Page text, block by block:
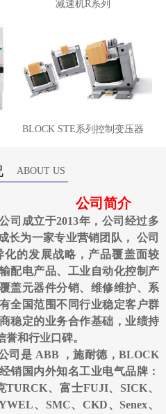
减速机R系列
BLOCK STE系列控制变压器
ABOUT US
公司简介
司成立于2013年，公司经过多
长为一家专业营销团队， 公司
的发展战略，产品覆盖面较
配电产品、工业自动化控制产
盖元器件分销、维修维护、系
全国范围不同行业稳定客户群
稳定的业务合作基础，业绩持
和行业口碑。
司是 ABB ，施耐德，BLOCK
销国内外知名工业电气品牌：
、富士FUJI、SICK、
、SMC、CKD、Senex、